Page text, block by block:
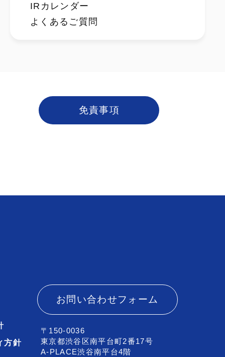
IRカレンダー
よくあるご質問
免責事項
方針
お問い合わせフォーム
〒150-0036
東京都渋谷区南平台町2番17号
A-PLACE渋谷南平台4階